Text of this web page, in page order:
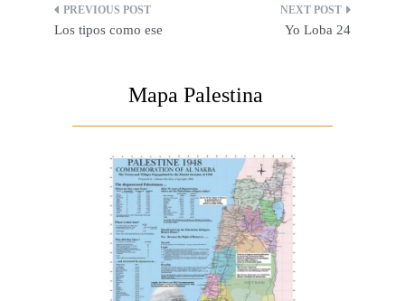
Navegación
entradas
Los tipos como ese Yo Loba 24
Mapa Palestina